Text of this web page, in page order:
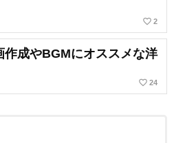
favorite_border 2
成やBGMにオススメな洋
favorite_border 24